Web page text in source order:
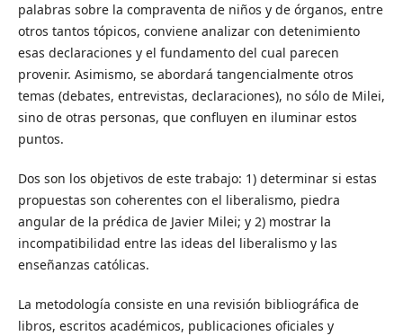
palabras sobre la compraventa de niños y de órganos, entre
otros tantos tópicos, conviene analizar con detenimiento
esas declaraciones y el fundamento del cual parecen
provenir. Asimismo, se abordará tangencialmente otros
temas (debates, entrevistas, declaraciones), no sólo de Milei,
sino de otras personas, que confluyen en iluminar estos
puntos.
Dos son los objetivos de este trabajo: 1) determinar si estas
propuestas son coherentes con el liberalismo, piedra
angular de la prédica de Javier Milei; y 2) mostrar la
incompatibilidad entre las ideas del liberalismo y las
enseñanzas católicas.
La metodología consiste en una revisión bibliográfica de
libros, escritos académicos, publicaciones oficiales y